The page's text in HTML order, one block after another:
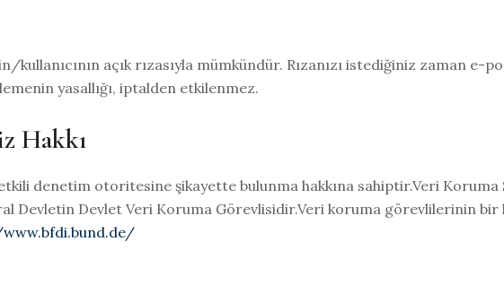
açık rızasıyla mümkündür. Rızanızı istediğiniz zaman e-
yasallığı, iptalden etkilenmez.
Hakkı
denetim otoritesine şikayette bulunma hakkına sahiptir.Veri Koruma
Devletin Devlet Veri Koruma Görevlisidir.Veri koruma görevlilerinin bir